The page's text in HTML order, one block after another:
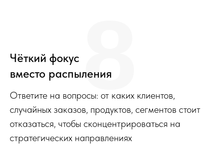
Чёткий фокус
вместо распыления
Ответите на вопросы: от каких клиентов,
случайных заказов, продуктов, сегментов стоит
отказаться, чтобы сконцентрироваться на
стратегических направлениях
8